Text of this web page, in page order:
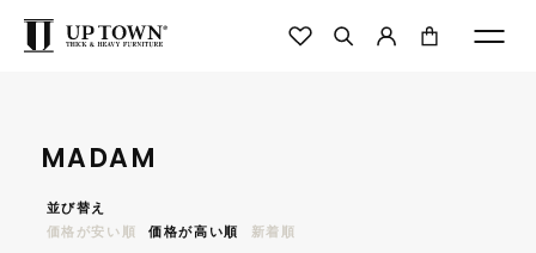
MADAM
並び替え
価格が安い順
価格が高い順
新着順